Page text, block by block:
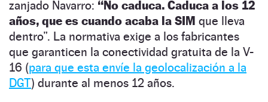
zanjado Navarro: “No caduca. Caduca a los 12
años, que es cuando acaba la SIM que lleva
dentro”. La normativa exige a los fabricantes
que garanticen la conectividad gratuita de la V-
16 (para que esta envíe la geolocalización a la
DGT) durante al menos 12 años.